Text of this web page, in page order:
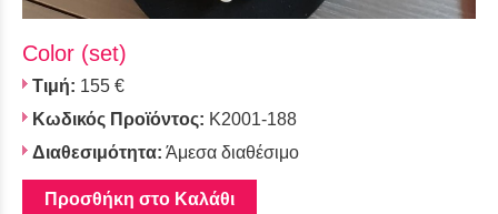
Color (set)
Τιμή: 155 €
Κωδικός Προϊόντος: K2001-188
Διαθεσιμότητα: Άμεσα διαθέσιμο
Προσθήκη στο Καλάθι